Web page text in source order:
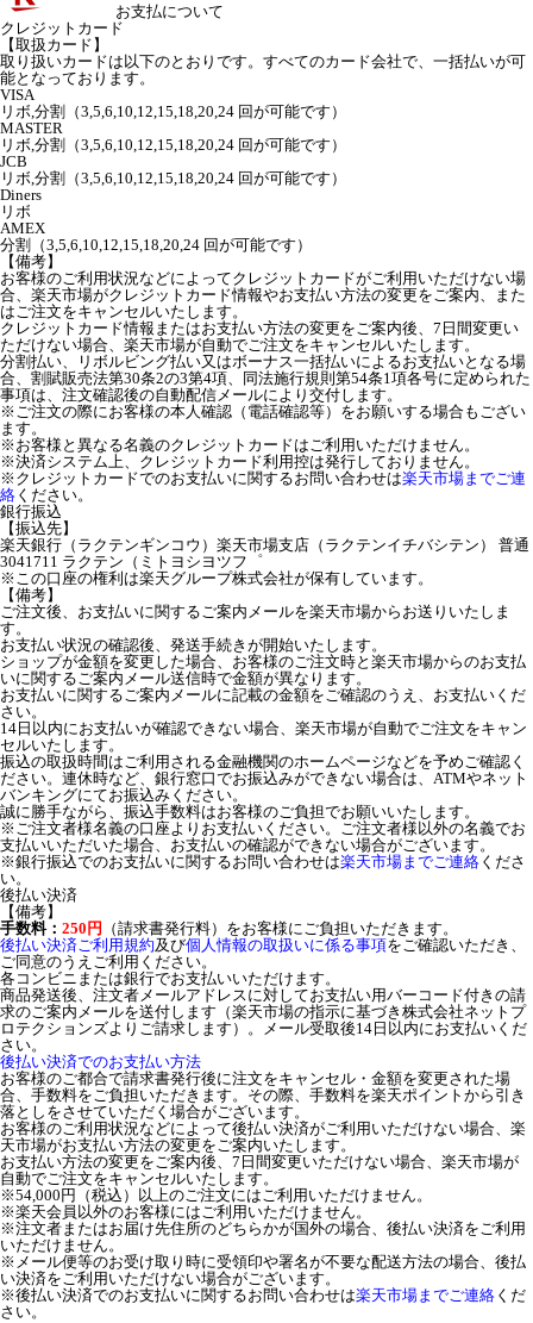
お支払について
クレジットカード
【取扱カード】
取り扱いカードは以下のとおりです。すべてのカード会社で、一括払いが可
能となっております。
VISA
リボ,分割（3,5,6,10,12,15,18,20,24 回が可能です）
MASTER
リボ,分割（3,5,6,10,12,15,18,20,24 回が可能です）
JCB
リボ,分割（3,5,6,10,12,15,18,20,24 回が可能です）
Diners
リボ
AMEX
分割（3,5,6,10,12,15,18,20,24 回が可能です）
【備考】
お客様のご利用状況などによってクレジットカードがご利用いただけない場
合、楽天市場がクレジットカード情報やお支払い方法の変更をご案内、また
はご注文をキャンセルいたします。
クレジットカード情報またはお支払い方法の変更をご案内後、7日間変更い
ただけない場合、楽天市場が自動でご注文をキャンセルいたします。
分割払い、リボルビング払い又はボーナス一括払いによるお支払いとなる場
合、割賦販売法第30条2の3第4項、同法施行規則第54条1項各号に定められた
事項は、注文確認後の自動配信メールにより交付します。
※ご注文の際にお客様の本人確認（電話確認等）をお願いする場合もござい
ます。
※お客様と異なる名義のクレジットカードはご利用いただけません。
※決済システム上、クレジットカード利用控は発行しておりません。
※クレジットカードでのお支払いに関するお問い合わせは楽天市場までご連
絡 ください。
銀行振込
【振込先】
楽天銀行（ラクテンギンコウ）楽天市場支店（ラクテンイチバシテン） 普通
3041711 ラクテン（ミトヨシヨツフ゜
※この口座の権利は楽天グループ株式会社が保有しています。
【備考】
ご注文後、お支払いに関するご案内メールを楽天市場からお送りいたしま
す。
お支払い状況の確認後、発送手続きが開始いたします。
ショップが金額を変更した場合、お客様のご注文時と楽天市場からのお支払
いに関するご案内メール送信時で金額が異なります。
お支払いに関するご案内メールに記載の金額をご確認のうえ、お支払いくだ
さい。
14日以内にお支払いが確認できない場合、楽天市場が自動でご注文をキャン
セルいたします。
振込の取扱時間はご利用される金融機関のホームページなどを予めご確認く
ださい。連休時など、銀行窓口でお振込みができない場合は、ATMやネット
バンキングにてお振込みください。
誠に勝手ながら、振込手数料はお客様のご負担でお願いいたします。
※ご注文者様名義の口座よりお支払いください。ご注文者様以外の名義でお
支払いいただいた場合、お支払いの確認ができない場合がございます。
※銀行振込でのお支払いに関するお問い合わせは楽天市場までご連絡 くださ
い。
後払い決済
【備考】
手数料： 250円 （請求書発行料）をお客様にご負担いただきます。
後払い決済ご利用規約及び個人情報の取扱いに係る事項をご確認いただき、
ご同意のうえご利用ください。
各コンビニまたは銀行でお支払いいただけます。
商品発送後、注文者メールアドレスに対してお支払い用バーコード付きの請
求のご案内メールを送付します（楽天市場の指示に基づき株式会社ネットプ
ロテクションズよりご請求します）。メール受取後14日以内にお支払いくだ
さい。
後払い決済でのお支払い方法
お客様のご都合で請求書発行後に注文をキャンセル・金額を変更された場
合、手数料をご負担いただきます。その際、手数料を楽天ポイントから引き
落としをさせていただく場合がございます。
お客様のご利用状況などによって後払い決済がご利用いただけない場合、楽
天市場がお支払い方法の変更をご案内いたします。
お支払い方法の変更をご案内後、7日間変更いただけない場合、楽天市場が
自動でご注文をキャンセルいたします。
※54,000円（税込）以上のご注文にはご利用いただけません。
※楽天会員以外のお客様にはご利用いただけません。
※注文者またはお届け先住所のどちらかが国外の場合、後払い決済をご利用
いただけません。
※メール便等のお受け取り時に受領印や署名が不要な配送方法の場合、後払
い決済をご利用いただけない場合がございます。
※後払い決済でのお支払いに関するお問い合わせは楽天市場までご連絡 くだ
さい。